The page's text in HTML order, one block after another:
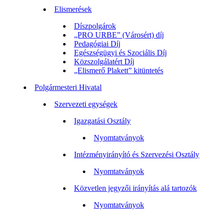
Elismerések
Díszpolgárok
„PRO URBE” (Városért) díj
Pedagógiai Díj
Egészségügyi és Szociális Díj
Közszolgálatért Díj
„Elismerő Plakett” kitüntetés
Polgármesteri Hivatal
Szervezeti egységek
Igazgatási Osztály
Nyomtatványok
Intézményirányító és Szervezési Osztály
Nyomtatványok
Közvetlen jegyzői irányítás alá tartozók
Nyomtatványok